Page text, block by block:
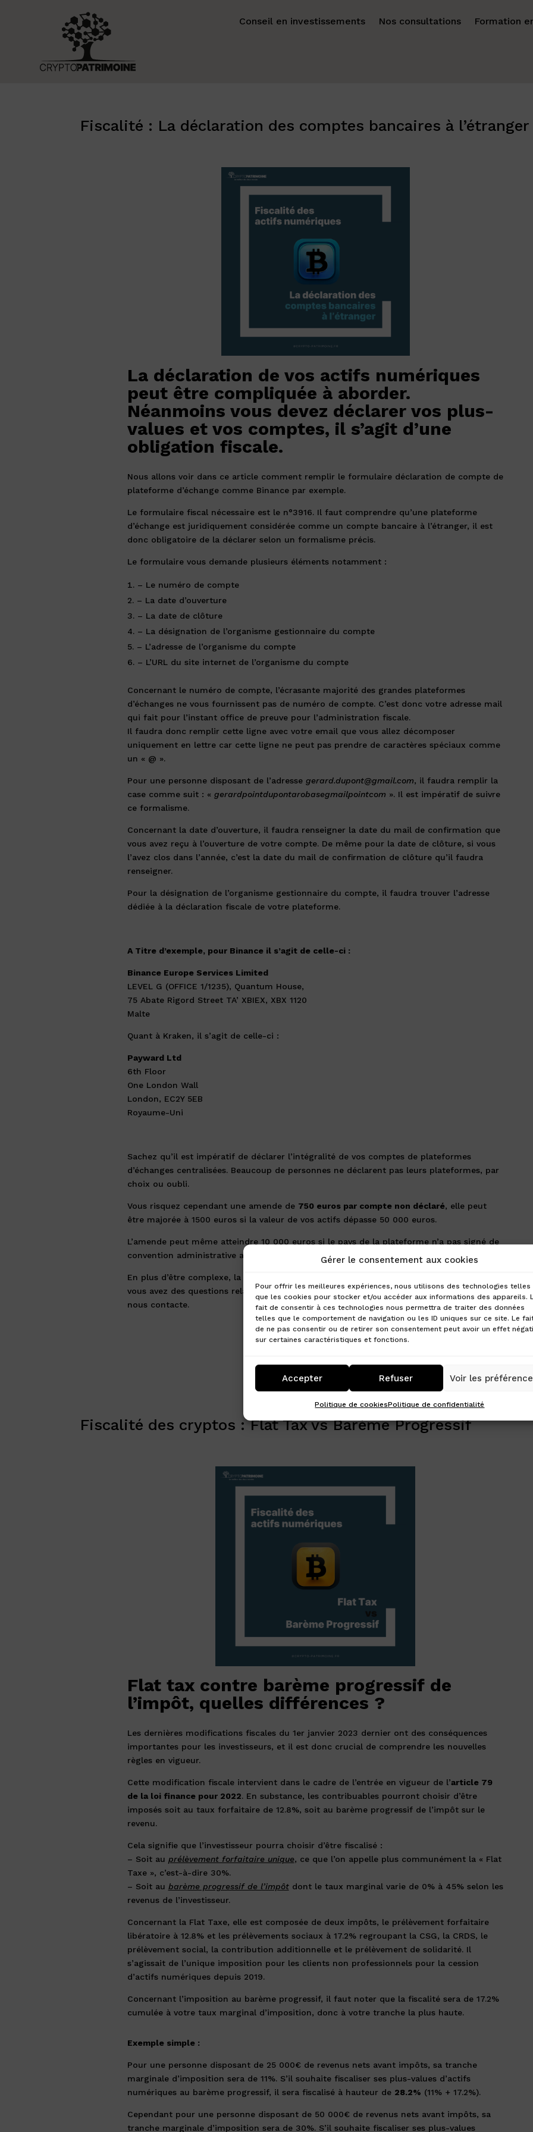
Gérer le consentement aux cookies
Pour offrir les meilleures expériences, nous utilisons des technologies telles
que les cookies pour stocker et/ou accéder aux informations des appareils.
fait de consentir à ces technologies nous permettra de traiter des données
telles que le comportement de navigation ou les ID uniques sur ce site. Le
de ne pas consentir ou de retirer son consentement peut avoir un effet
sur certaines caractéristiques et fonctions.
Accepter Refuser Voir les
Politique de cookiesPolitique de confidentialité
Conseil en investissements Nos consultations Formation
Fiscalité : La déclaration des comptes bancaires à l’étranger
La déclaration de vos actifs numériques
peut être compliquée à aborder.
Néanmoins vous devez déclarer vos plus-
values et vos comptes, il s’agit d’une
obligation fiscale.
Nous allons voir dans ce article comment remplir le formulaire déclaration de compte de
plateforme d’échange comme Binance par exemple.
Le formulaire fiscal nécessaire est le n°3916. Il faut comprendre qu’une plateforme
d’échange est juridiquement considérée comme un compte bancaire à l’étranger, il est
donc obligatoire de la déclarer selon un formalisme précis.
Le formulaire vous demande plusieurs éléments notamment :
– Le numéro de compte
– La date d’ouverture
– La date de clôture
– La désignation de l’organisme gestionnaire du compte
– L’adresse de l’organisme du compte
– L’URL du site internet de l’organisme du compte
Concernant le numéro de compte, l’écrasante majorité des grandes plateformes
d’échanges ne vous fournissent pas de numéro de compte. C’est donc votre adresse mail
qui fait pour l’instant office de preuve pour l’administration fiscale.
Il faudra donc remplir cette ligne avec votre email que vous allez décomposer
uniquement en lettre car cette ligne ne peut pas prendre de caractères spéciaux comme
un « @ ».
Pour une personne disposant de l’adresse gerard.dupont@gmail.com, il faudra remplir la
case comme suit : « gerardpointdupontarobasegmailpointcom ». Il est impératif de suivre
ce formalisme.
Concernant la date d’ouverture, il faudra renseigner la date du mail de confirmation que
vous avez reçu à l’ouverture de votre compte. De même pour la date de clôture, si vous
l’avez clos dans l’année, c’est la date du mail de confirmation de clôture qu’il faudra
renseigner.
Pour la désignation de l’organisme gestionnaire du compte, il faudra trouver l’adresse
dédiée à la déclaration fiscale de votre plateforme.
A Titre d’exemple, pour Binance il s’agit de celle-ci :
Binance Europe Services Limited
LEVEL G (OFFICE 1/1235), Quantum House,
75 Abate Rigord Street TA’ XBIEX, XBX 1120
Malte
Quant à Kraken, il s’agit de celle-ci :
Payward Ltd
6th Floor
One London Wall
London, EC2Y 5EB
Royaume-Uni
Sachez qu’il est impératif de déclarer l’intégralité de vos comptes de plateformes
d’échanges centralisées. Beaucoup de personnes ne déclarent pas leurs plateformes, par
choix ou oubli.
Vous risquez cependant une amende de 750 euros par compte non déclaré, elle peut
être majorée à 1500 euros si la valeur de vos actifs dépasse 50 000 euros.
L’amende peut même atteindre 10 000 euros si le pays de la plateforme n’a pas signé de
convention administrative avec la France.
En plus d’être complexe, la fiscalité sur les actifs numériques évoluent rapidement. Si
vous avez des questions relatives à la fiscalité des actifs numériques, n’hésitez pas à
nous contacte.
Fiscalité des cryptos : Flat Tax vs Barème Progressif
Flat tax contre barème progressif de
l’impôt, quelles différences ?
Les dernières modifications fiscales du 1er janvier 2023 dernier ont des conséquences
importantes pour les investisseurs, et il est donc crucial de comprendre les nouvelles
règles en vigueur.
Cette modification fiscale intervient dans le cadre de l’entrée en vigueur de l’article 79
de la loi finance pour 2022. En substance, les contribuables pourront choisir d’être
imposés soit au taux forfaitaire de 12.8%, soit au barème progressif de l’impôt sur le
revenu.
Cela signifie que l’investisseur pourra choisir d’être fiscalisé :
– Soit au prélèvement forfaitaire unique, ce que l’on appelle plus communément la « Flat
Taxe », c’est-à-dire 30%.
– Soit au barème progressif de l’impôtdont le taux marginal varie de 0% à 45% selon les
revenus de l’investisseur.
Concernant la Flat Taxe, elle est composée de deux impôts, le prélèvement forfaitaire
libératoire à 12.8% et les prélèvements sociaux à 17.2% regroupant la CSG, la CRDS, le
prélèvement social, la contribution additionnelle et le prélèvement de solidarité. Il
s’agissait de l’unique imposition pour les clients non professionnels pour la cession
d’actifs numériques depuis 2019.
Concernant l’imposition au barème progressif, il faut noter que la fiscalité sera de 17.2%
cumulée à votre taux marginal d’imposition, donc à votre tranche la plus haute.
Exemple simple :
Pour une personne disposant de 25 000€ de revenus nets avant impôts, sa tranche
marginale d’imposition sera de 11%. S’il souhaite fiscaliser ses plus-values d’actifs
numériques au barème progressif, il sera fiscalisé à hauteur de 28.2% (11% + 17.2%).
Cependant pour une personne disposant de 50 000€ de revenus nets avant impôts, sa
tranche marginale d’imposition sera de 30%. S’il souhaite fiscaliser ses plus-values